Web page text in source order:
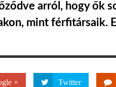
arról, hogy ők
mint férfitársaik.
+ Twitter